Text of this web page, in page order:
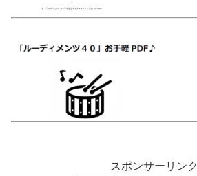
スポンサーリンク